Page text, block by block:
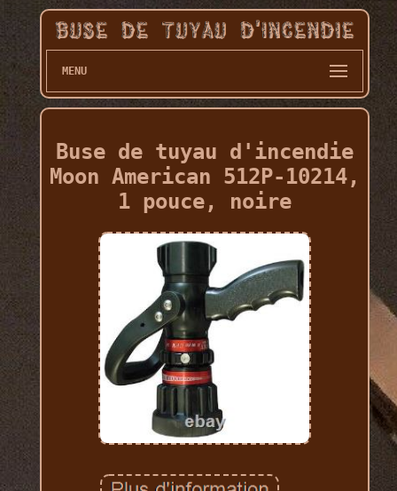
MENU
Buse de tuyau d'incendie
Moon American 512P-10214,
1 pouce, noire